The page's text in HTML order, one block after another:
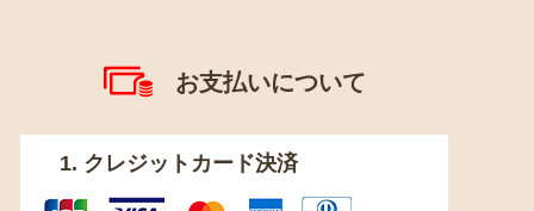
お支払いについて
1. クレジットカード決済